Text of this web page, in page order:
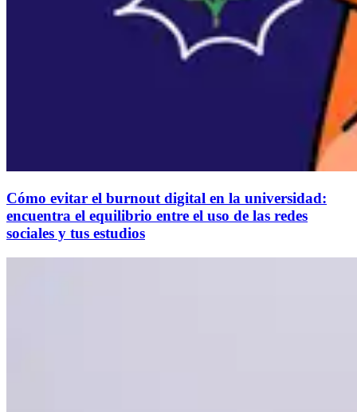
Cómo evitar el burnout digital en la universidad:
encuentra el equilibrio entre el uso de las redes
sociales y tus estudios